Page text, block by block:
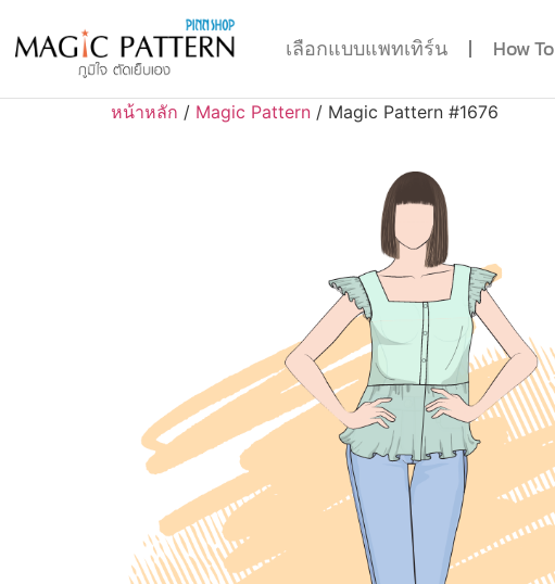
เลือกแบบแพทเทิร์น How To
หน้าหลัก / Magic Pattern / Magic Pattern #1676